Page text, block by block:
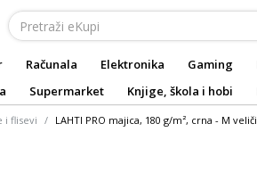
Računala Elektronika Gaming
Supermarket Knjige, škola i hobi
i flisevi LAHTI PRO majica, 180 g/m², crna - M